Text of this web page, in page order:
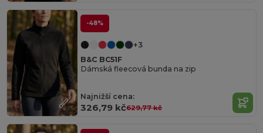
-48%
+3
B&C BC51F
Dámská fleecová bunda na zip
Najnižší cena:
326,79 kč629,77 kč